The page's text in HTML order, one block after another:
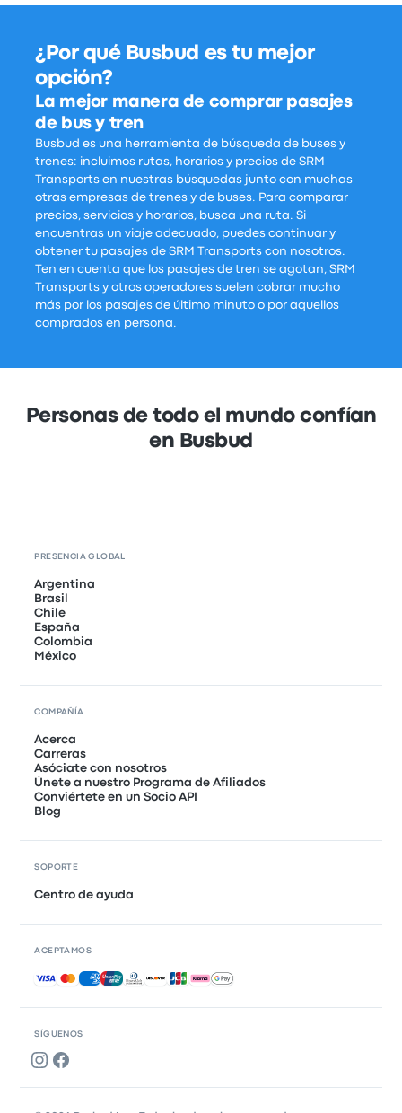
¿Por qué Busbud es tu mejor
opción?
La mejor manera de comprar pasajes
de bus y tren
Busbud es una herramienta de búsqueda de buses y
trenes: incluimos rutas, horarios y precios de SRM
Transports en nuestras búsquedas junto con muchas
otras empresas de trenes y de buses. Para comparar
precios, servicios y horarios, busca una ruta. Si
encuentras un viaje adecuado, puedes continuar y
obtener tu pasajes de SRM Transports con nosotros.
Ten en cuenta que los pasajes de tren se agotan, SRM
Transports y otros operadores suelen cobrar mucho
más por los pasajes de último minuto o por aquellos
comprados en persona.
Personas de todo el mundo confían
en Busbud
SÍGUENOS
PRESENCIA GLOBAL
Argentina
Brasil
Chile
España
Colombia
México
COMPAÑÍA
Acerca
Carreras
Asóciate con nosotros
Únete a nuestro Programa de Afiliados
Conviértete en un Socio API
Blog
SOPORTE
Centro de ayuda
ACEPTAMOS
Pagos aceptados